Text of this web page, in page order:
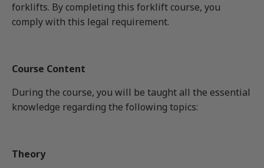
forklifts. By completing this forklift course, you
comply with this legal requirement.
Course Content
During the course, you will be taught all the essential
knowledge regarding the following topics:
Theory